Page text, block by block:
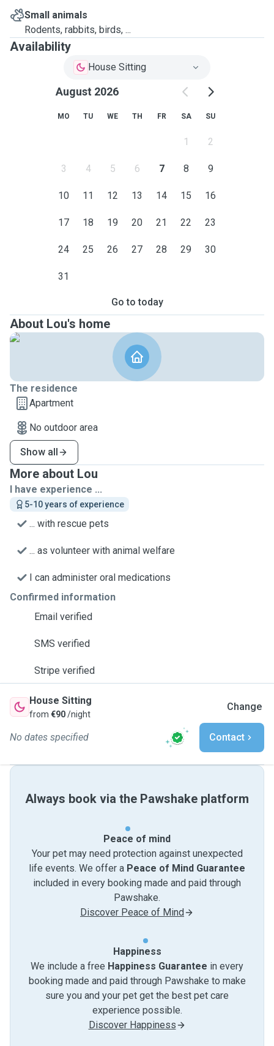
Small animals
Rodents, rabbits, birds, ...
Availability
House Sitting
August 2026
MO TU WE TH FR SA SU
1 2
3 4 5 6 7 8 9
10 11 12 13 14 15 16
17 18 19 20 21 22 23
24 25 26 27 28 29 30
31
Go to today
About Lou's home
The residence
Apartment
No outdoor area
Show all
More about Lou
I have experience ...
5-10 years of experience
... with rescue pets
... as volunteer with animal welfare
I can administer oral medications
Confirmed information
Email verified
SMS verified
Stripe verified
House Sitting
from €90/night
Change
No dates specified Contact
Always book via the Pawshake platform
Peace of mind
Your pet may need protection against unexpected
life events. We offer a Peace of Mind Guarantee
included in every booking made and paid through
Pawshake.
Discover Peace of Mind
Happiness
We include a free Happiness Guarantee in every
booking made and paid through Pawshake to make
sure you and your pet get the best pet care
experience possible.
Discover Happiness